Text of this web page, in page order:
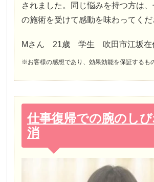
されました。同じ悩みを持つ方は
の施術を受けて感動を味わってくだ
Mさん 21歳 学生 吹田市江坂在
※お客様の感想であり、効果効能を保証するも
仕事復帰での腕のし
消